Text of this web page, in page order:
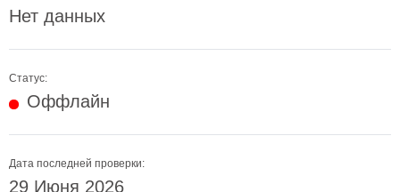
Нет данных
Статус:
Оффлайн
Дата последней проверки:
29 Июня 2026